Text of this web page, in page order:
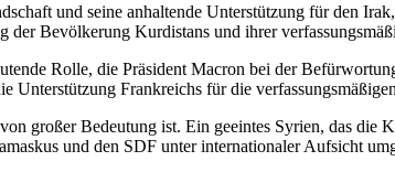
und seine anhaltende Unterstützung für den
Bevölkerung Kurdistans und ihrer
Rolle, die Präsident Macron bei der
Frankreichs für die
großer Bedeutung ist. Ein geeintes Syrien, das die
und den SDF unter internationaler Aufsicht